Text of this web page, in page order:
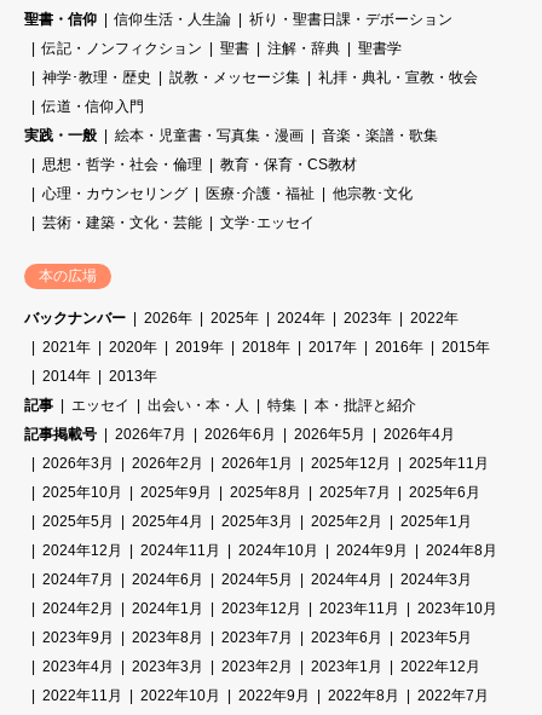
聖書・信仰
信仰生活・人生論
祈り・聖書日課・デボーション
伝記・ノンフィクション
聖書 注解・辞典
聖書学
神学･教理・歴史
説教・メッセージ集
礼拝・典礼・宣教・牧会
伝道・信仰入門
実践・一般
絵本・児童書・写真集・漫画
音楽・楽譜・歌集
思想・哲学・社会・倫理
教育・保育・CS教材
心理・カウンセリング
医療･介護・福祉
他宗教･文化
芸術・建築・文化・芸能
文学･エッセイ
本の広場
バックナンバー 2026年 2025年 2024年 2023年
2022年
2021年
2020年 2019年 2018年 2017年 2016年
2015年
2014年
2013年
記事
エッセイ 出会い・本・人 特集
本・批評と紹介
記事掲載号
2026年7月 2026年6月 2026年5月
2026年4月
2026年3月
2026年2月 2026年1月 2025年12月
2025年11月
2025年10月
2025年9月 2025年8月 2025年7月
2025年6月
2025年5月
2025年4月 2025年3月 2025年2月
2025年1月
2024年12月
2024年11月 2024年10月 2024年9月
2024年8月
2024年7月
2024年6月 2024年5月 2024年4月
2024年3月
2024年2月
2024年1月 2023年12月 2023年11月
2023年10月
2023年9月
2023年8月 2023年7月 2023年6月
2023年5月
2023年4月
2023年3月 2023年2月 2023年1月
2022年12月
2022年11月
2022年10月 2022年9月 2022年8月
2022年7月